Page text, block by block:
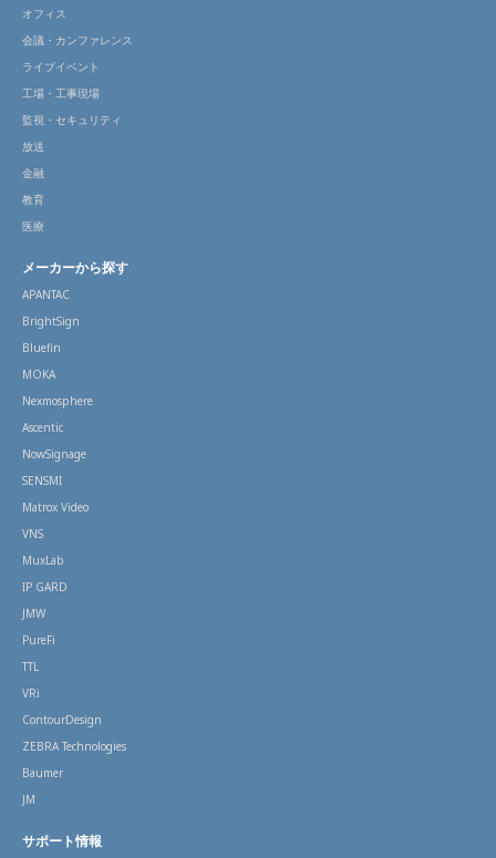
オフィス
会議・カンファレンス
ライブイベント
工場・工事現場
監視・セキュリティ
放送
金融
教育
医療
メーカーから探す
APANTAC
BrightSign
Bluefin
MOKA
Nexmosphere
Ascentic
NowSignage
SENSMI
Matrox Video
VNS
MuxLab
IP GARD
JMW
PureFi
TTL
VRi
ContourDesign
ZEBRA Technologies
Baumer
JM
サポート情報